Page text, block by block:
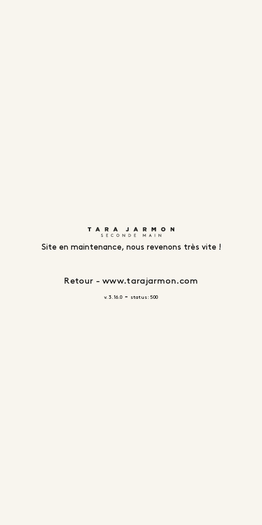
Site en maintenance, nous revenons très vite !
Retour - www.tarajarmon.com
v. 3.16.0 - status: 500